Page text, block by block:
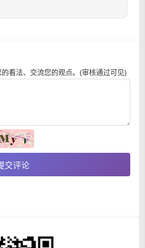
看法、交流您的观点。(审核通过可见)
交评论